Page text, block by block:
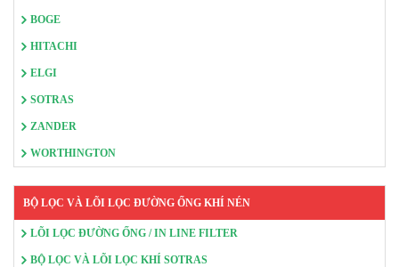
BOGE
HITACHI
ELGI
SOTRAS
ZANDER
WORTHINGTON
BỘ LỌC VÀ LÕI LỌC ĐƯỜNG ỐNG KHÍ NÉN
LÕI LỌC ĐƯỜNG ỐNG / IN LINE FILTER
BỘ LỌC VÀ LÕI LỌC KHÍ SOTRAS